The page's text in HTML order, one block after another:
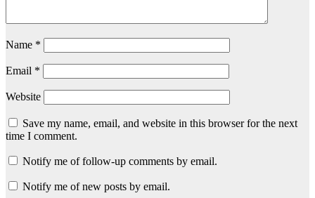
Name *
Email *
Website
Save my name, email, and website in this browser for the next
time I comment.
Notify me of follow-up comments by email.
Notify me of new posts by email.